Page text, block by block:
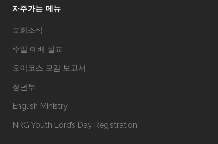
자주가는 메뉴
교회소식
주일 예배 설교
오이코스 모임 보고서
청년부
English Ministry
NRG Youth Lord’s Day Registration